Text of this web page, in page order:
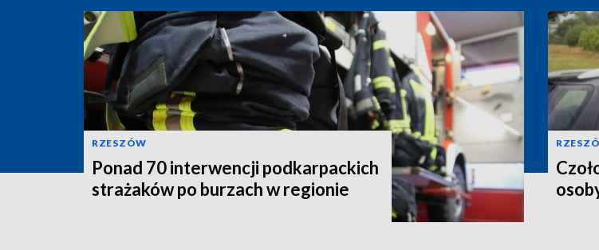
RZESZÓW
Ponad 70 interwencji podkarpackich
strażaków po burzach w regionie